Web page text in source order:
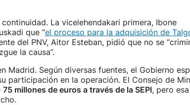
La vicelehendakari primera, Ibone
que “el proceso para la adquisición de
del PNV, Aitor Esteban, pidió que no se
la causa”.
Madrid. Según diversas fuentes, el Gobierno
participación en la operación. El Consejo de
75 millones de euros a través de la SEPI, pero esa